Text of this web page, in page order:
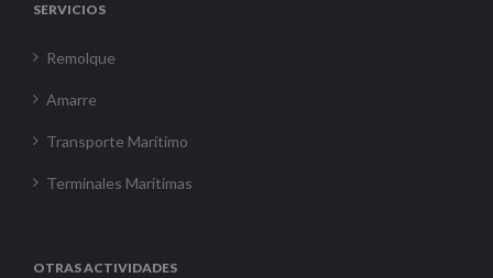
SERVICIOS
Remolque
Amarre
Transporte Marítimo
Terminales Marítimas
OTRAS ACTIVIDADES